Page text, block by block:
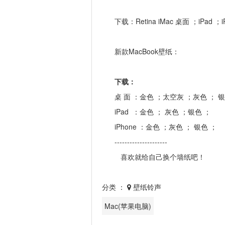
下载： Retina iMac 桌面 ； iPad ；
新款MacBook壁纸：
下载：
桌 面 ： 金色 ； 太空灰 ； 灰色 ；
iPad ： 金色 ； 灰色 ； 银色 ；
iPhone ： 金色 ； 灰色 ； 银色 ；
---------------------
喜欢就给自己换个墙纸吧！
分类 ：
壁纸铃声
Mac(苹果电脑)